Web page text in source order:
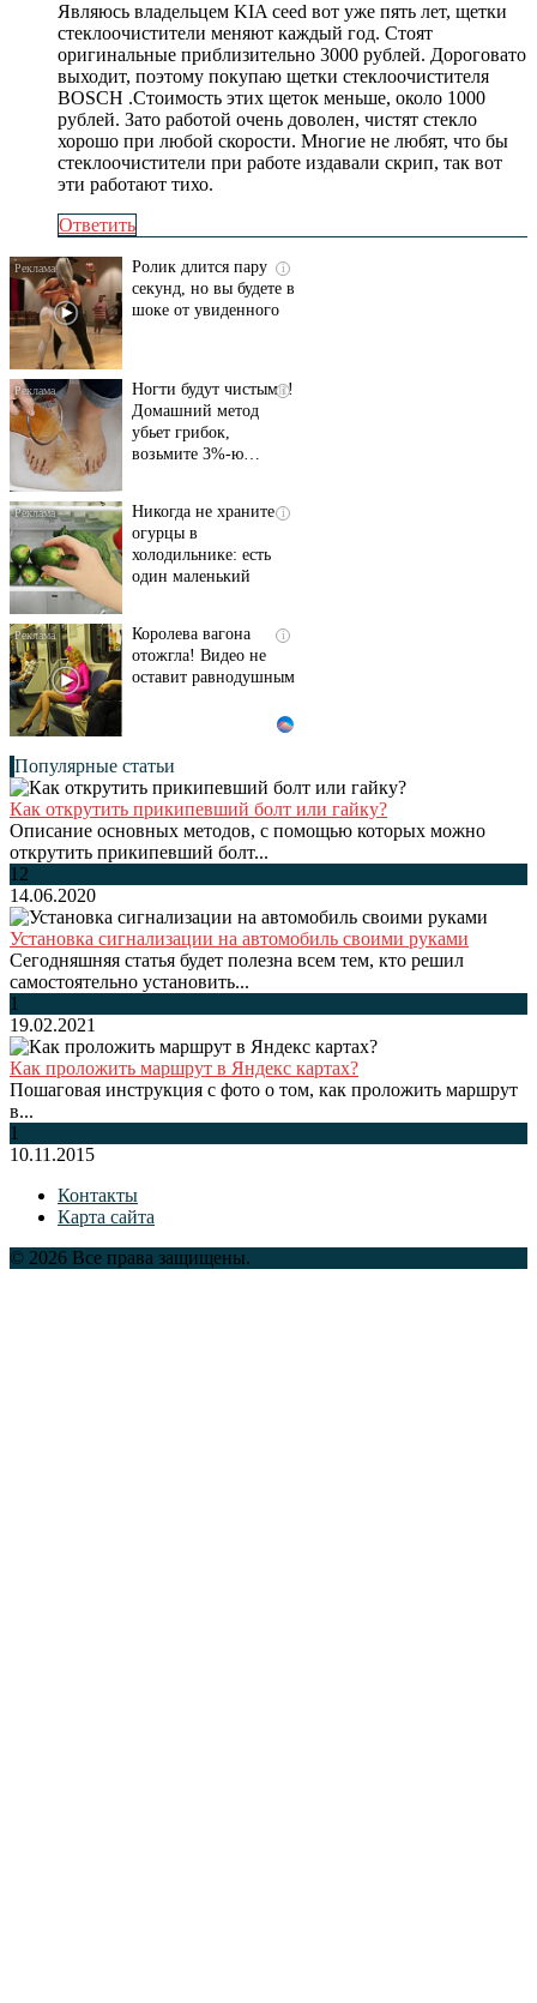
Являюсь владельцем KIA ceed вот уже пять лет, щетки
стеклоочистители меняют каждый год. Стоят
оригинальные приблизительно 3000 рублей. Дороговато
выходит, поэтому покупаю щетки стеклоочистителя
BOSCH .Стоимость этих щеток меньше, около 1000
рублей. Зато работой очень доволен, чистят стекло
хорошо при любой скорости. Многие не любят, что бы
стеклоочистители при работе издавали скрип, так вот
эти работают тихо.
Ответить
i
Ролик длится пару
секунд, но вы будете в
шоке от увиденного
i
Ногти будут чистыми!
Домашний метод
убьет грибок,
возьмите 3%-ю…
i
Никогда не храните
огурцы в
холодильнике: есть
один маленький
i
Королева вагона
отожгла! Видео не
оставит равнодушным
Популярные статьи
Как открутить прикипевший болт или гайку?
Описание основных методов, с помощью которых можно
открутить прикипевший болт...
12
14.06.2020
Установка сигнализации на автомобиль своими руками
Сегодняшняя статья будет полезна всем тем, кто решил
самостоятельно установить...
1
19.02.2021
Как проложить маршрут в Яндекс картах?
Пошаговая инструкция с фото о том, как проложить маршрут
в...
1
10.11.2015
Контакты
Карта сайта
© 2026 Все права защищены.